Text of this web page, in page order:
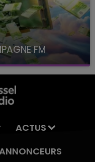
FM
à 8H10
ACTUS